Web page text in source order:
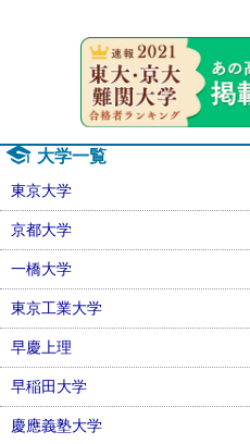
大学一覧
東京大学
京都大学
一橋大学
東京工業大学
早慶上理
早稲田大学
慶應義塾大学